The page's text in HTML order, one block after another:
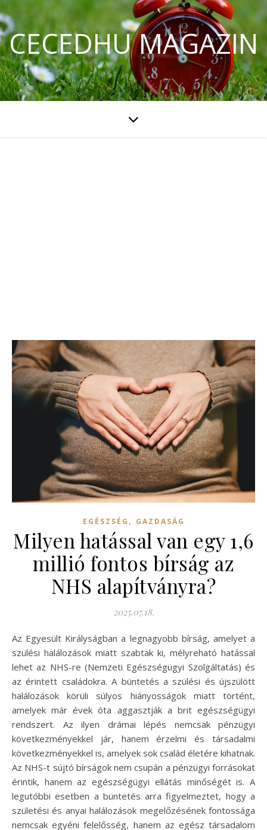
CECEDHU MAGAZIN
EGÉSZSÉG , GAZDASÁG
Milyen hatással van egy 1,6
millió fontos bírság az
NHS alapítványra?
2025.07.18.
Az Egyesült Királyságban a legnagyobb bírság, amelyet a
szülési halálozások miatt szabtak ki, mélyreható hatással
lehet az NHS-re (Nemzeti Egészségügyi Szolgáltatás) és
az érintett családokra. A büntetés a szülési és újszülött
halálozások körüli súlyos hiányosságok miatt történt,
amelyek már évek óta aggasztják a brit egészségügyi
rendszert. Az ilyen drámai lépés nemcsak pénzügyi
következményekkel jár, hanem érzelmi és társadalmi
következményekkel is, amelyek sok család életére kihatnak.
Az NHS-t sújtó bírságok nem csupán a pénzügyi forrásokat
érintik, hanem az egészségügyi ellátás minőségét is. A
legutóbbi esetben a büntetés arra figyelmeztet, hogy a
születési és anyai halálozások megelőzésének fontossága
nemcsak egyéni felelősség, hanem az egész társadalom